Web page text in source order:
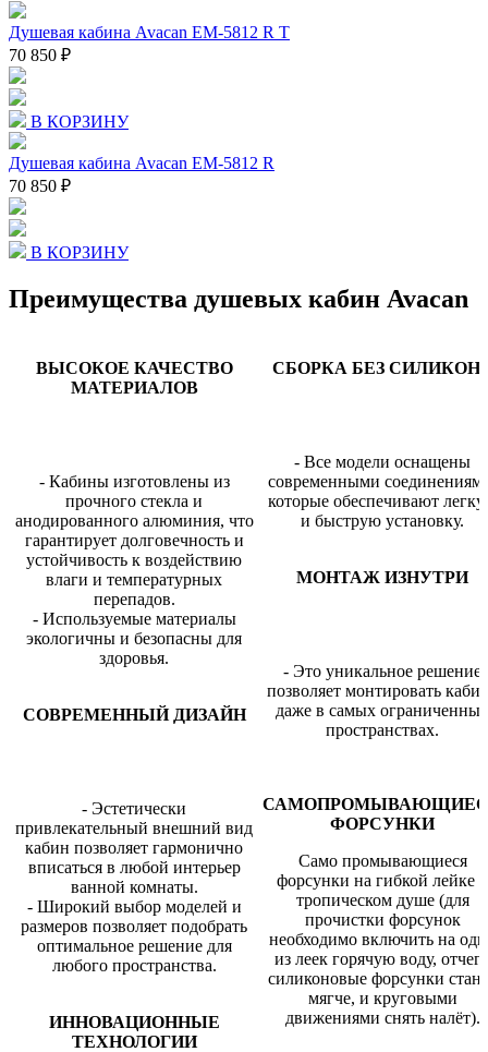
Душевая кабина Avacan EM-5812 R T
70 850 ₽
В КОРЗИНУ
Душевая кабина Avacan EM-5812 R
70 850 ₽
В КОРЗИНУ
Преимущества душевых кабин Avacan
ВЫСОКОЕ КАЧЕСТВО
МАТЕРИАЛОВ
- Кабины изготовлены из
прочного стекла и
анодированного алюминия, что
гарантирует долговечность и
устойчивость к воздействию
влаги и температурных
перепадов.
- Используемые материалы
экологичны и безопасны для
здоровья.
СОВРЕМЕННЫЙ ДИЗАЙН
- Эстетически
привлекательный внешний вид
кабин позволяет гармонично
вписаться в любой интерьер
ванной комнаты.
- Широкий выбор моделей и
размеров позволяет подобрать
оптимальное решение для
любого пространства.
ИННОВАЦИОННЫЕ
ТЕХНОЛОГИИ
СБОРКА БЕЗ
- Все модели оснащены
современными
которые обеспечивают
и быструю установку.
МОНТАЖ ИЗНУТРИ
- Это уникальное решение
позволяет монтировать
даже в самых ограниченных
пространствах.
ФОРСУНКИ
Само промывающиеся
форсунки на гибкой лейке и
тропическом душе (для
прочистки форсунок
необходимо включить на
из леек горячую воду,
силиконовые форсунки
мягче, и круговыми
движениями снять налёт).